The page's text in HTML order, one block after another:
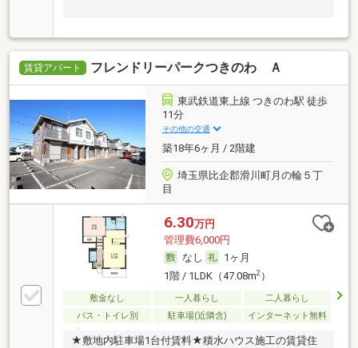
賃貸アパート フレンドリーパークつきのわ Ａ
東武鉄道東上線 つきのわ駅 徒歩
11分
その他の交通
築18年6ヶ月 / 2階建
埼玉県比企郡滑川町月の輪５丁
目
6.30万円
管理費6,000円
なし
1ヶ月
1階 / 1LDK（47.08m2）
敷金なし 一人暮らし
二人暮らし
バス・トイレ別
駐車場(近隣含) インターネット無料
★敷地内駐車場1台付賃料★積水ハウス施工の賃貸住